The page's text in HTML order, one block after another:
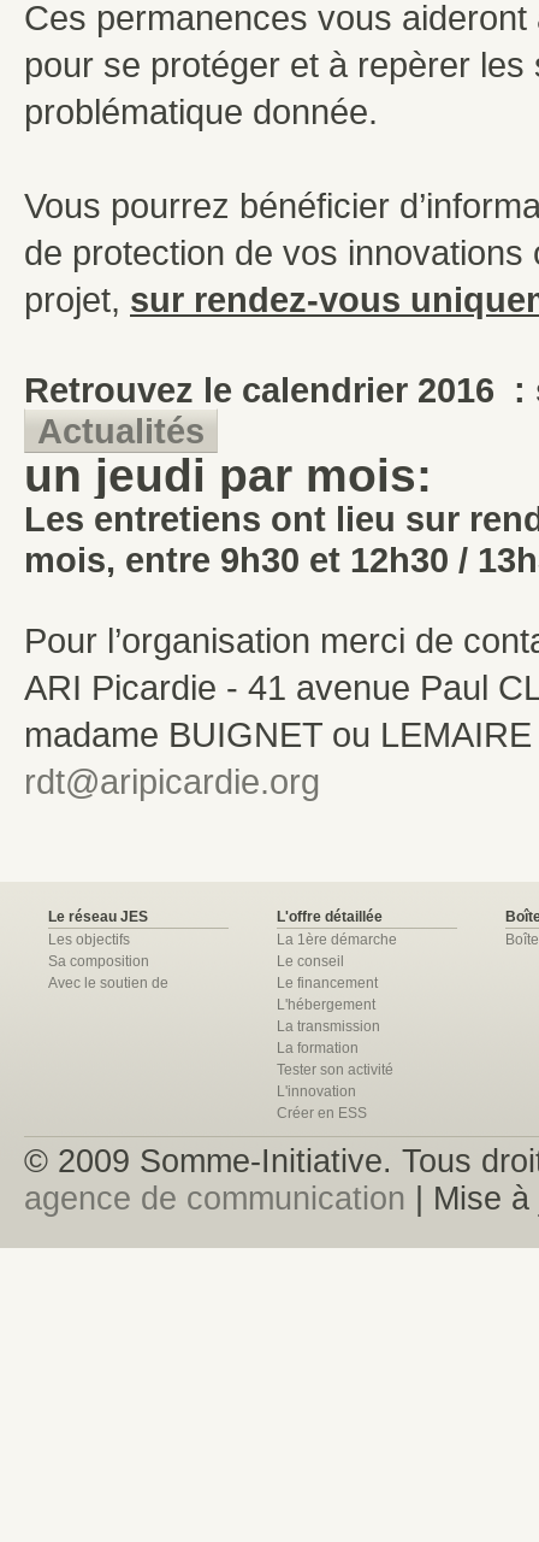
Ces permanences vous
pour se protéger et à repèrer
problématique donnée.
Vous pourrez bénéficier
de protection de vos
projet, sur rendez-vous
Retrouvez le calendrier 2016
Actualités
un jeudi par mois:
Les entretiens ont lieu sur
mois, entre 9h30 et 12h30 /
Pour l’organisation merci de
ARI Picardie - 41 avenue Paul
madame BUIGNET ou
rdt@aripicardie.org
Le réseau JES
Les objectifs
Sa composition
Avec le soutien de
L'offre détaillée
La 1ère démarche
Le conseil
Le financement
L'hébergement
La transmission
La formation
Tester son activité
L'innovation
Créer en ESS
© 2009 Somme-Initiative. Tous
agence de communication | Mise